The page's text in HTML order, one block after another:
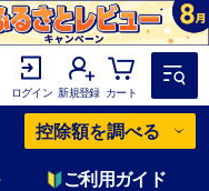
ログイン 新規登録 カート
控除額を調べる
ご利用ガイド